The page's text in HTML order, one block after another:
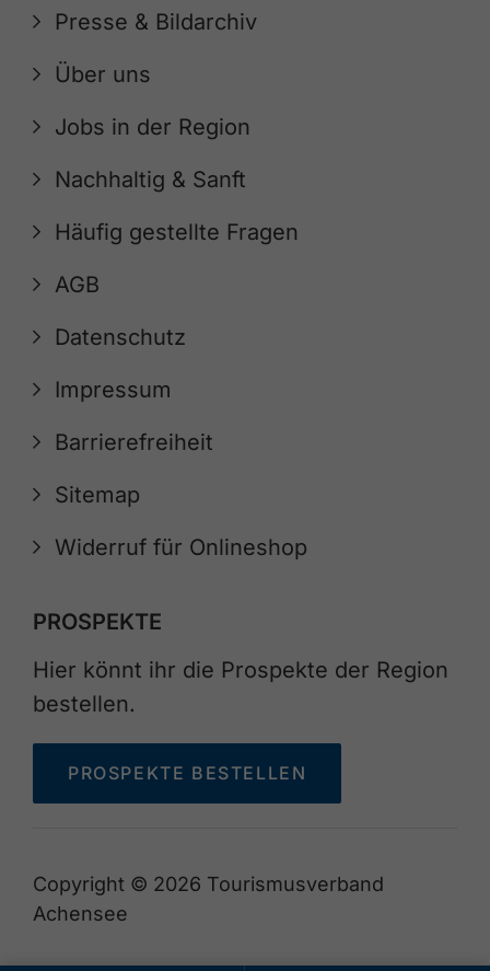
Presse & Bildarchiv
Über uns
Jobs in der Region
Nachhaltig & Sanft
Häufig gestellte Fragen
AGB
Datenschutz
Impressum
Barrierefreiheit
Sitemap
Widerruf für Onlineshop
PROSPEKTE
Hier könnt ihr die Prospekte der Region
bestellen.
PROSPEKTE BESTELLEN
Copyright © 2026 Tourismusverband
Achensee